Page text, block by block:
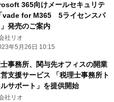
365向けメールセキュリテ
vade for M365 5ライセンスパ
発売のご案内
社リオ
年5月26日 10:15
事務所、関与先オフィスの開業
支援サービス 「税理士事務所ト
サポート」を提供開始
社リオ